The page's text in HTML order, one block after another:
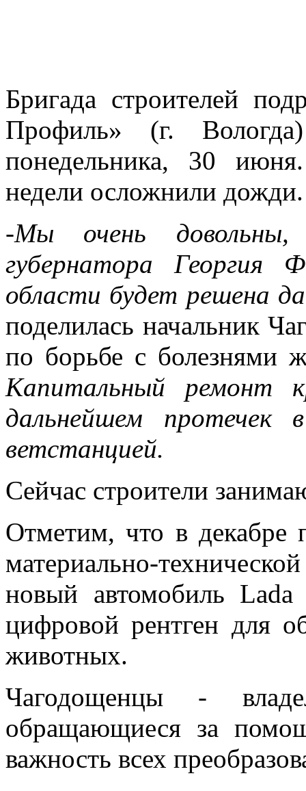
Бригада строителей
Профиль» (г.
понедельника, 30
недели осложнили дожди.
-Мы очень довольны,
губернатора Георгия
области будет решена
поделилась начальник
по борьбе с болезнями
Капитальный ремонт
дальнейшем
ветстанцией.
Сейчас строители
Отметим, что в декабре
материально-
новый автомобиль
цифровой рентген для
животных.
Чагодощенцы -
обращающиеся за
важность всех